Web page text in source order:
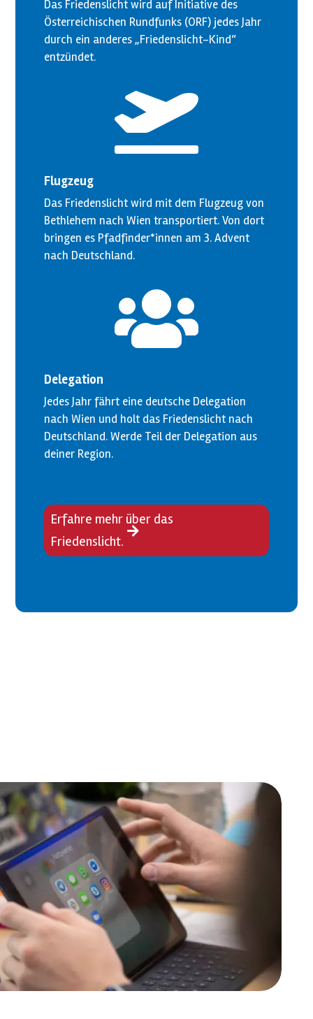
Das Friedenslicht wird auf Initiative des
Österreichischen Rundfunks (ORF) jedes Jahr
durch ein anderes „Friedenslicht-Kind“
entzündet.

Flugzeug
Das Friedenslicht wird mit dem Flugzeug von
Bethlehem nach Wien transportiert. Von dort
bringen es Pfadfinder*innen am 3. Advent
nach Deutschland.

Delegation
Jedes Jahr fährt eine deutsche Delegation
nach Wien und holt das Friedenslicht nach
Deutschland. Werde Teil der Delegation aus
deiner Region.
Erfahre mehr über das
Friedenslicht.